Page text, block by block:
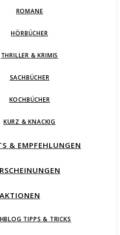
ROMANE
HÖRBÜCHER
THRILLER & KRIMIS
SACHBÜCHER
KOCHBÜCHER
KURZ & KNACKIG
& EMPFEHLUNGEN
AKTIONEN
TIPPS & TRICKS